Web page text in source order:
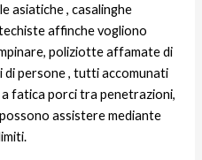
asiatiche , casalinghe
affinche vogliono
poliziotte affamate di
di persone , tutti accomunati
fatica porci tra penetrazioni,
assistere mediante